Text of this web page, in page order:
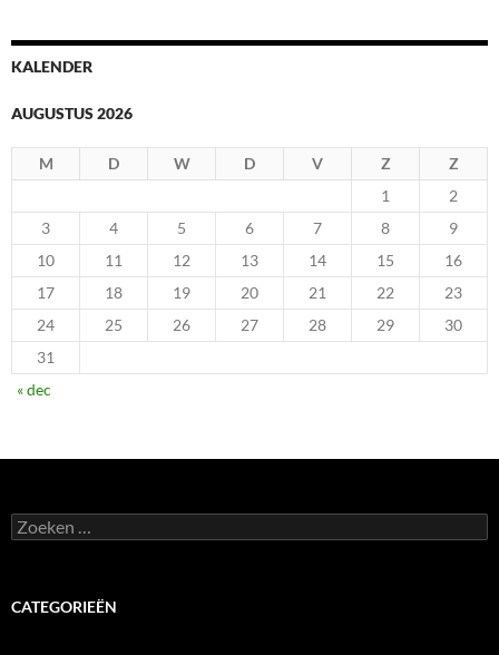
KALENDER
AUGUSTUS 2026
M D W D V Z
Z
1
2
3
4 5 6 7 8
9
10
11 12 13 14 15
16
17
18 19 20 21 22
23
24
25 26 27 28 29
30
31
« dec
Zoeken
naar:
CATEGORIEËN